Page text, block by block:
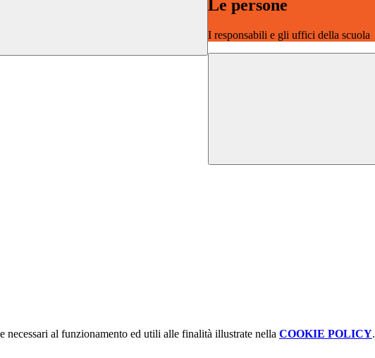
Le persone
I responsabili e gli uffici della scuola
al funzionamento ed utili alle finalità illustrate nella COOKIE POLICY.